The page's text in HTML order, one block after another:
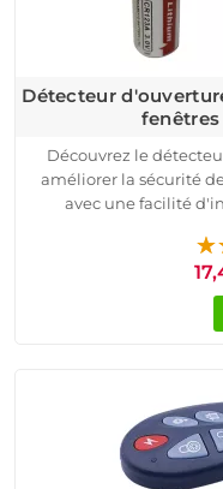
Détecteur
Découvrez le
améliorer la sécurité
avec une facilité
à votre système
votre smartphone
technologie avancée
vous permettant de
étendue et à leur
sécurité de votre
design.Choisissez un
sécurité